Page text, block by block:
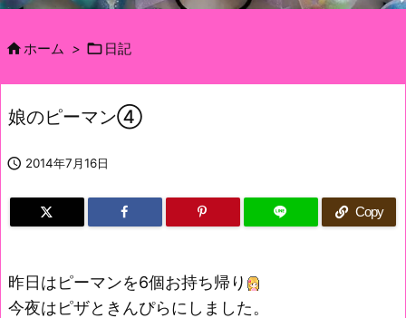

ホーム >  日記
娘のピーマン④
 2014年7月16日
Copy
昨日はピーマンを6個お持ち帰り
今夜はピザときんぴらにしました。